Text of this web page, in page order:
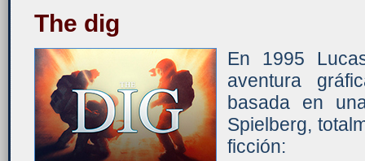
The dig
En 1995
aventura
basada en
Spielberg,
ficción: